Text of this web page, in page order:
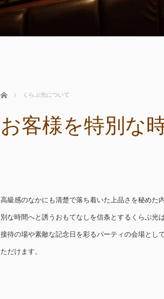
ホーム くらぶ光について
お客様を特別な
高級感のなかにも清楚で落ち着いた上品さを秘めた
別な時間へと誘うおもてなしを信条とするくらぶ光
接待の場や素敵な記念日を彩るパーティの会場とし
ただけます。